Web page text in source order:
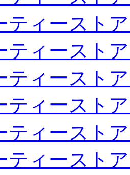
ティースト
ティースト
ティースト
ティースト
ティースト
ティースト